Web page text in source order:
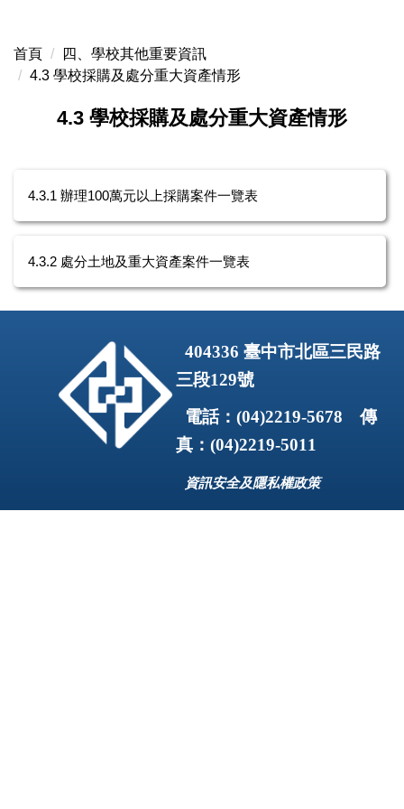
主
要
首頁
四、學校其他重要資訊
4.3 學校採購及處分重大資產情形
4.3 學校採購及處分重大資產情形
4.3.1 辦理100萬元以上採購案件一覽表
4.3.2 處分土地及重大資產案件一覽表
404336 臺中市北區三民路
三段129號
電話： (04)2219-5678 傳
真： (04)2219-5011
資訊安全及隱私權政策